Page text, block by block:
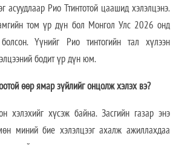
асуудлаар Рио Ттинтотой цаашид хэлэлцэнэ.
том үр дүн бол Монгол Улс 2026 онд
Үүнийг Рио тинтогийн тал хүлээн
бодит үр дүн юм.
өөр ямар зүйлийг онцолж хэлэх вэ?
хэлэхийг хүсэж байна. Засгийн газар энэ
миний бие хэлэлцээг ахалж ажиллахдаа